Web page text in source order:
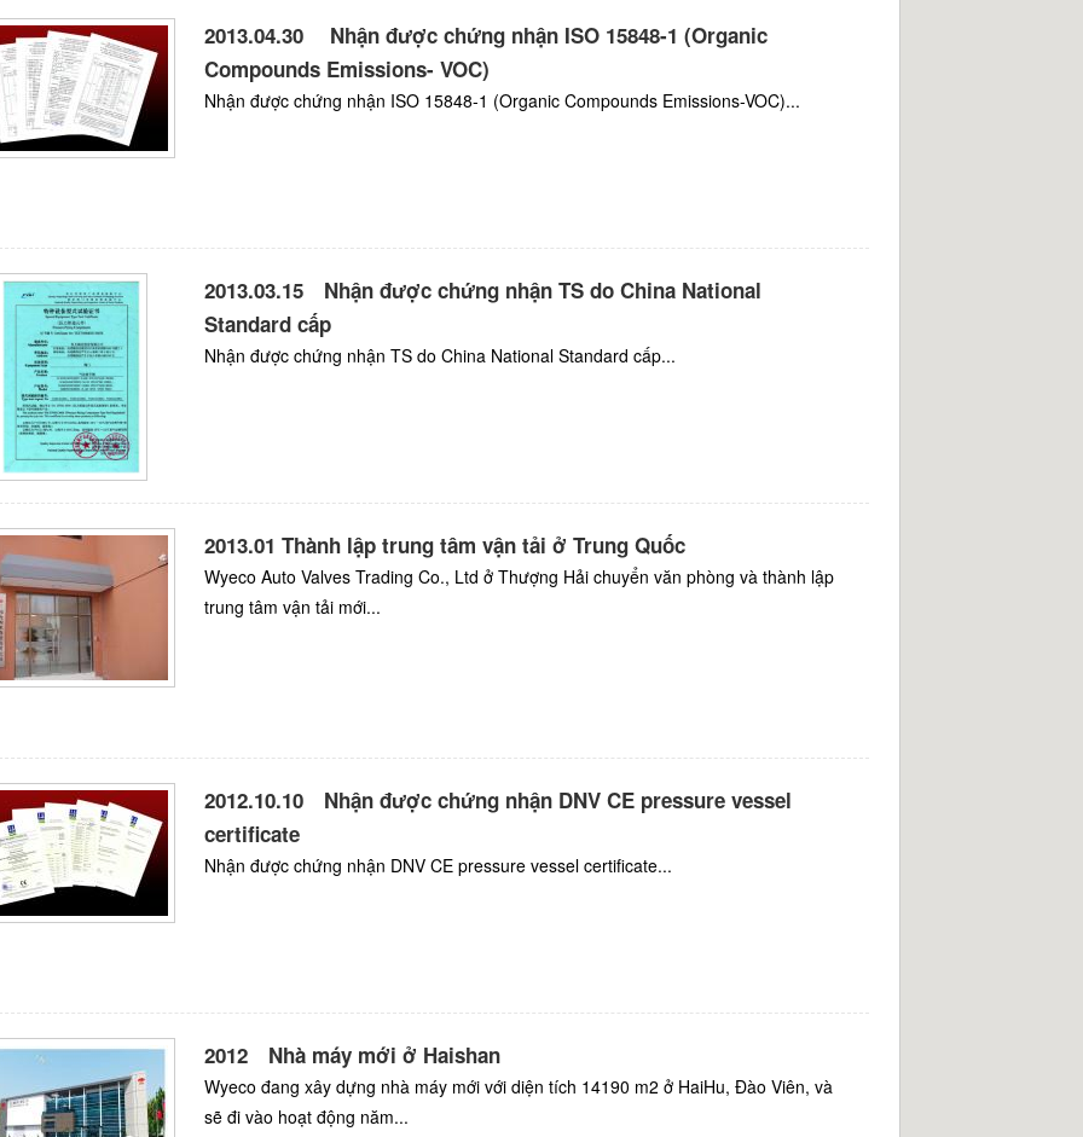
2013.04.30 Nhận được chứng nhận ISO 15848-1 (Organic
Compounds Emissions- VOC)
Nhận được chứng nhận ISO 15848-1 (Organic Compounds Emissions-VOC)...
2013.03.15 Nhận được chứng nhận TS do China National
Standard cấp
Nhận được chứng nhận TS do China National Standard cấp...
2013.01 Thành lập trung tâm vận tải ở Trung Quốc
Wyeco Auto Valves Trading Co., Ltd ở Thượng Hải chuyển văn phòng và thành lập
trung tâm vận tải mới...
2012.10.10 Nhận được chứng nhận DNV CE pressure vessel
certificate
Nhận được chứng nhận DNV CE pressure vessel certificate...
2012 Nhà máy mới ở Haishan
Wyeco đang xây dựng nhà máy mới với diện tích 14190 m2 ở HaiHu, Đào Viên, và
sẽ đi vào hoạt động năm...